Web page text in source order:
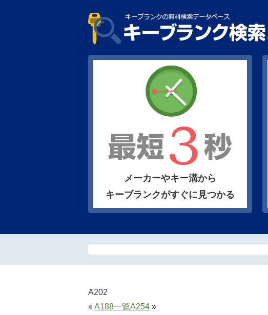
メーカーやキー溝から
キーブランクがすぐに見つかる
A202
« A188一覧A254 »